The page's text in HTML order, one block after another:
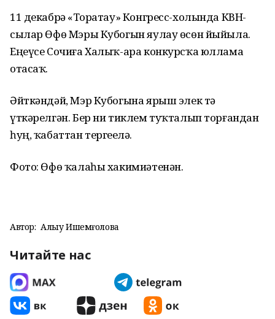
11 декабрҙә «Торатау» Конгресс-холында КВН-
сылар Өфө Мэры Кубогын яулау өсөн йыйыла.
Еңеүсе Сочиға Халыҡ-ара конкурсҡа юллама
отасаҡ.
Әйткәндәй, Мэр Кубогына ярыш элек тә
үткәрелгән. Бер ни тиклем туҡталып торғандан
һуң, ҡабаттан тергеҙелә.
Фото: Өфө ҡалаһы хакимиәтенән.
Автор: Алһыу Ишемғолова
Читайте нас